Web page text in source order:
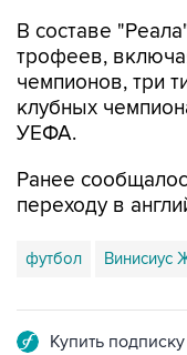
В составе
трофеев,
чемпионов, три
клубных
УЕФА.
Ранее
переходу в
футбол Винисиус
Купить